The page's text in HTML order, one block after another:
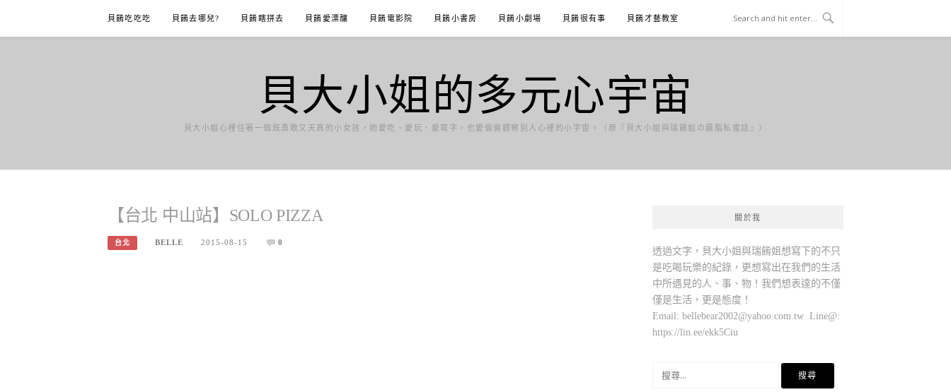
content
貝餚吃吃吃 貝餚去哪兒? 貝餚瞎拼去 貝餚愛漂釀 貝餚電影院 貝餚小書房 貝餚小劇場 貝餚很有事 貝餚才藝教室
貝大小姐的多元心宇宙
貝大小姐心裡住著一個既勇敢又天真的小女孩，她愛吃、愛玩、愛寫字，也愛偷偷觀察別人心裡的小宇宙。（原『貝大小姐與瑞餚姐の囂脂私蜜話』）
【台北 中山站】SOLO PIZZA
台北 BELLE 2015-08-15 0
關於我
透過文字，貝大小姐與瑞餚姐想寫下的不只
是吃喝玩樂的紀錄，更想寫出在我們的生活
中所遇見的人、事、物！我們想表達的不僅
僅是生活，更是態度！
Email: bellebear2002@yahoo.com.tw Line@:
https://lin.ee/ekk5Ciu